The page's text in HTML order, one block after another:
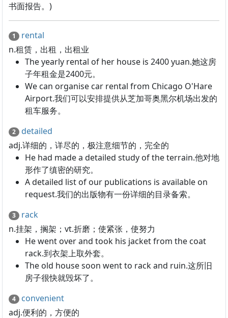
书面报告。)
1
rental
n.租赁，出租，出租业
The yearly rental of her house is 2400 yuan.她这房
子年租金是2400元。
We can organise car rental from Chicago O'Hare
Airport.我们可以安排提供从芝加哥奥黑尔机场出发的
租车服务。
2
detailed
adj.详细的，详尽的，极注意细节的，完全的
He had made a detailed study of the terrain.他对地
形作了缜密的研究。
A detailed list of our publications is available on
request.我们的出版物有一份详细的目录备索。
3
rack
n.挂架，搁架；vt.折磨；使紧张，使努力
He went over and took his jacket from the coat
rack.到衣架上取外套。
The old house soon went to rack and ruin.这所旧
房子很快就毁坏了。
4
convenient
adj.便利的，方便的